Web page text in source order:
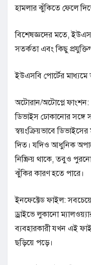
হামলার ঝুঁকিতে ফেলে
বিশেষজ্ঞদের মতে,
সতর্কতা এবং কিছু
ইউএসবি পোর্টের মাধ্যমে
অটোরান/অটোপ্লে
ডিভাইস ঢোকানোর সঙ্গে
স্বয়ংক্রিয়ভাবে
দিত। যদিও আধুনিক
নিষ্ক্রিয় থাকে, তবুও
ঝুঁকির কারণ হতে পারে।
ইনফেক্টেড ফাইল:
ড্রাইভে লুকানো
ব্যবহারকারী যখন এই
ছড়িয়ে পড়ে।